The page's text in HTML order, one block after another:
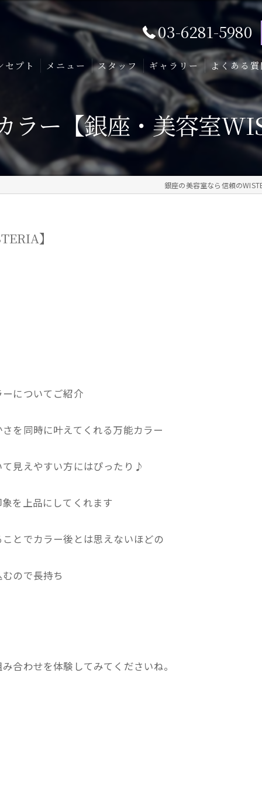
03-6281-5980
セプト メニュー スタッフ ギャラリー よくある
ラー【銀座・美容室
銀座の美容室なら信頼の
】
についてご紹介
を同時に叶えてくれる万能カラー
見えやすい方にはぴったり♪
を上品にしてくれます
とでカラー後とは思えないほどの
ので長持ち
合わせを体験してみてくださいね。